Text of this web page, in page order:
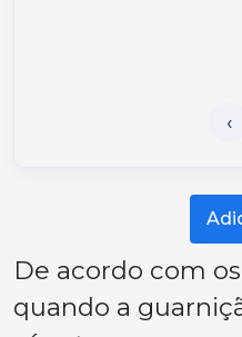
De acordo com
quando a